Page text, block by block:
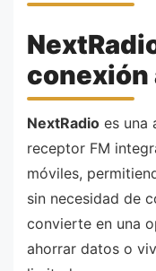
conexión
NextRadio es una
receptor FM
móviles,
sin necesidad de
convierte en una
ahorrar datos o